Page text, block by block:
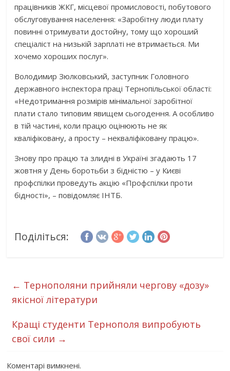
працівників ЖКГ, місцевої промисловості, побутового
обслуговування населення: «Заробітну люди плату
повинні отримувати достойну, тому що хороший
спеціаліст на низькій зарплаті не втримається. Ми
хочемо хороших послуг».
Володимир Зюлковський, заступник Головного
державного інспектора праці Тернопільської області:
«Недотримання розмірів мінімальної заробітної
плати стало типовим явищем сьогодення. А особливо
в тій частині, коли працю оцінюють не як
кваліфіковану, а просту – некваліфіковану працю».
Знову про працю та злидні в Україні згадають 17
жовтня у День боротьби з бідністю – у Києві
профспілки проведуть акцію «Профспілки проти
бідності», – повідомляє ІНТБ.
Поділіться:
← Тернополяни прийняли чергову «дозу»
якісної літератури
Кращі студенти Тернополя випробують
свої сили →
Коментарі вимкнені.